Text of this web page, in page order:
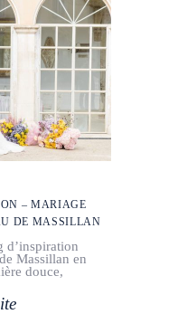
– MARIAGE
DE MASSILLAN
d’inspiration
Massillan en
douce,